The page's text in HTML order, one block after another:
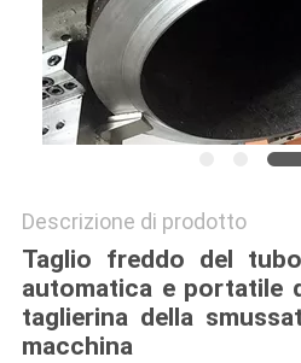
Descrizione di prodotto
Taglio freddo del
automatica e portatile
taglierina della
macchina